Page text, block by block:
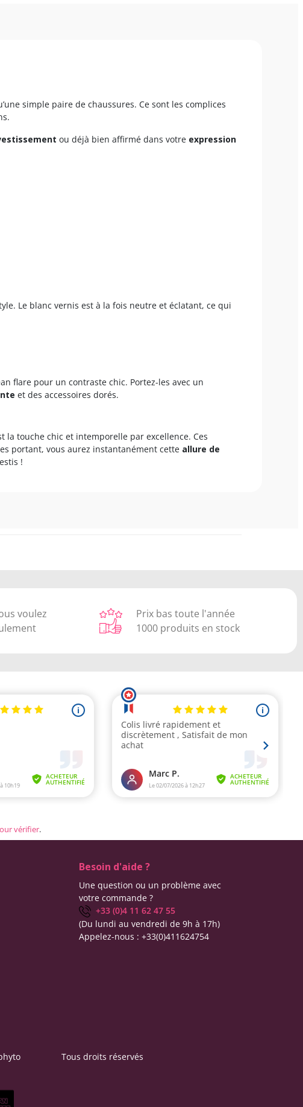
simple paire de chaussures. Ce sont les complices
ou déjà bien affirmé dans votre expression
Le blanc vernis est à la fois neutre et éclatant, ce qui
flare pour un contraste chic. Portez-les avec un
et des accessoires dorés.
la touche chic et intemporelle par excellence. Ces
portant, vous aurez instantanément cette allure de
!
voulez
Prix bas toute l'année
1000 produits en stock
vérifier.
Besoin d'aide ?
Une question ou un problème avec
votre commande ?
+33 (0)4 11 62 47 55
(Du lundi au vendredi de 9h à 17h)
Appelez-nous : +33(0)411624754
Tous droits réservés